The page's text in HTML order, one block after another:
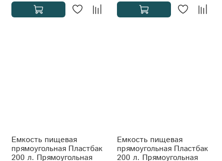
Емкость пищевая
прямоугольная Пластбак
200 л. Прямоугольная
Емкость пищевая
прямоугольная Пластбак
200 л. Прямоугольная